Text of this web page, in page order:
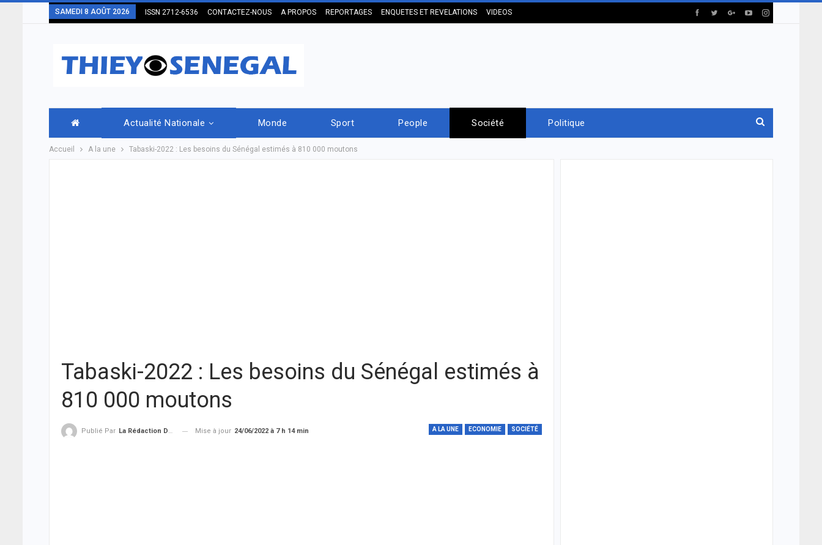
SAMEDI 8 AOÛT 2026 ISSN 2712-6536 CONTACTEZ-NOUS A PROPOS REPORTAGES ENQUETES ET REVELATIONS VIDEOS
Actualité Nationale Monde Sport People Société Politique
Accueil A la une Tabaski-2022 : Les besoins du Sénégal estimés à 810 000 moutons
Tabaski-2022 : Les besoins du Sénégal estimés à
810 000 moutons
A LA UNE ECONOMIE SOCIÉTÉ
Publié Par La Rédaction De THIEYSENEGAL.com Mise à jour 24/06/2022 à 7 h 14 min